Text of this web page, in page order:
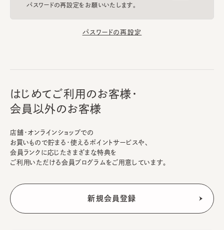
パスワードの再設定をお願いいたします。
パスワードの再設定
はじめてご利用のお客様・
会員以外のお客様
店舗・オンラインショップでの
お買いもので貯まる・使えるポイントサービスや、
会員ランクに応じたさまざまな特典を
ご利用いただける会員プログラムをご用意しています。